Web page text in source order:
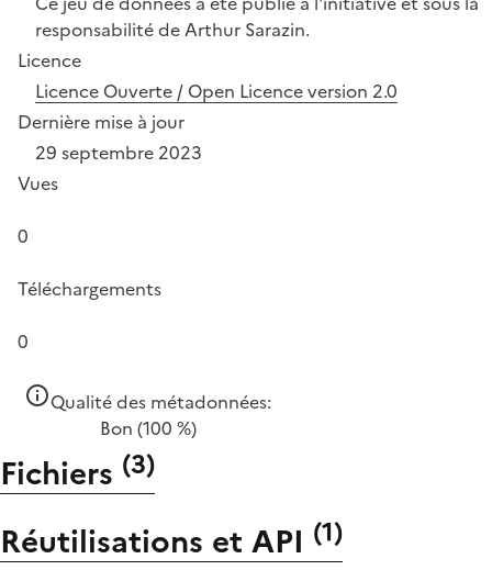
responsabilité de Arthur Sarazin.
Licence
Licence Ouverte / Open Licence version 2.0
Dernière mise à jour
29 septembre 2023
Vues
0
Téléchargements
0
Qualité des métadonnées:
Bon (100 %)
Fichiers (3)
Réutilisations et API (1)